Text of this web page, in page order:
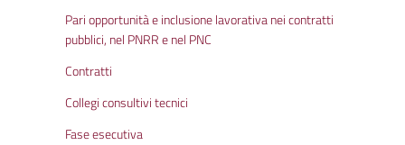
Pari opportunità e inclusione lavorativa nei contratti
pubblici, nel PNRR e nel PNC
Contratti
Collegi consultivi tecnici
Fase esecutiva